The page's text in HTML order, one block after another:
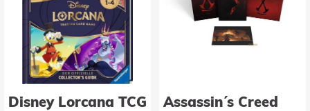
Disney Lorcana TCG
Assassin´s Creed